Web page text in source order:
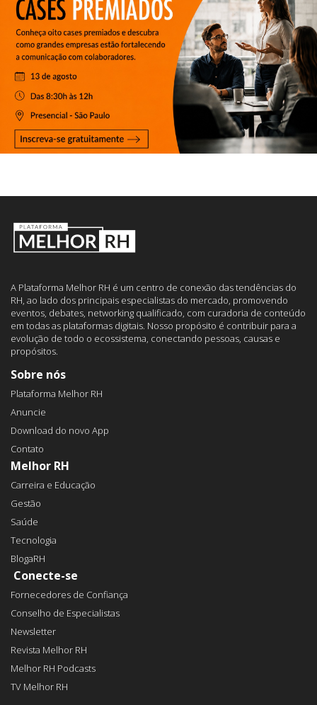
A Plataforma Melhor RH é um centro de conexão das tendências do
RH, ao lado dos principais especialistas do mercado, promovendo
eventos, debates, networking qualificado, com curadoria de conteúdo
em todas as plataformas digitais. Nosso propósito é contribuir para a
evolução de todo o ecossistema, conectando pessoas, causas e
propósitos.
Sobre nós
Plataforma Melhor RH
Anuncie
Download do novo App
Contato
Melhor RH
Carreira e Educação
Gestão
Saúde
Tecnologia
BlogaRH
Conecte-se
Fornecedores de Confiança
Conselho de Especialistas
Newsletter
Revista Melhor RH
Melhor RH Podcasts
TV Melhor RH